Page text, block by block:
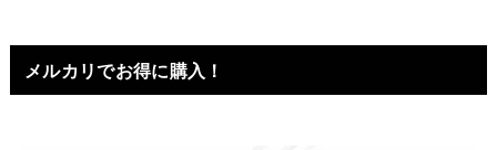
メルカリでお得に購入！